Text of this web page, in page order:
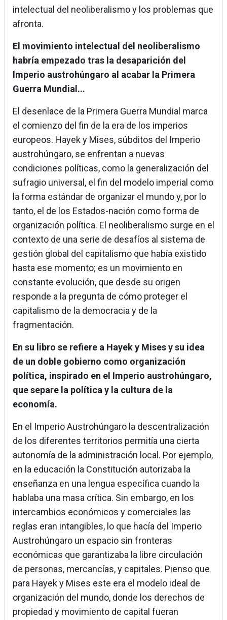
intelectual del neoliberalismo y los problemas que
afronta.
El movimiento intelectual del neoliberalismo
habría empezado tras la desaparición del
Imperio austrohúngaro al acabar la Primera
Guerra Mundial...
El desenlace de la Primera Guerra Mundial marca
el comienzo del fin de la era de los imperios
europeos. Hayek y Mises, súbditos del Imperio
austrohúngaro, se enfrentan a nuevas
condiciones políticas, como la generalización del
sufragio universal, el fin del modelo imperial como
la forma estándar de organizar el mundo y, por lo
tanto, el de los Estados-nación como forma de
organización política. El neoliberalismo surge en el
contexto de una serie de desafíos al sistema de
gestión global del capitalismo que había existido
hasta ese momento; es un movimiento en
constante evolución, que desde su origen
responde a la pregunta de cómo proteger el
capitalismo de la democracia y de la
fragmentación.
En su libro se refiere a Hayek y Mises y su idea
de un doble gobierno como organización
política, inspirado en el Imperio austrohúngaro,
que separe la política y la cultura de la
economía.
En el Imperio Austrohúngaro la descentralización
de los diferentes territorios permitía una cierta
autonomía de la administración local. Por ejemplo,
en la educación la Constitución autorizaba la
enseñanza en una lengua específica cuando la
hablaba una masa crítica. Sin embargo, en los
intercambios económicos y comerciales las
reglas eran intangibles, lo que hacía del Imperio
Austrohúngaro un espacio sin fronteras
económicas que garantizaba la libre circulación
de personas, mercancías, y capitales. Pienso que
para Hayek y Mises este era el modelo ideal de
organización del mundo, donde los derechos de
propiedad y movimiento de capital fueran